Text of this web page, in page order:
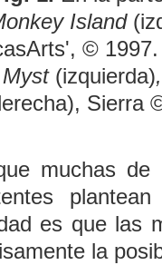
Island
©
Myst (izquierda)
Sierra
muchas de
es que las
la